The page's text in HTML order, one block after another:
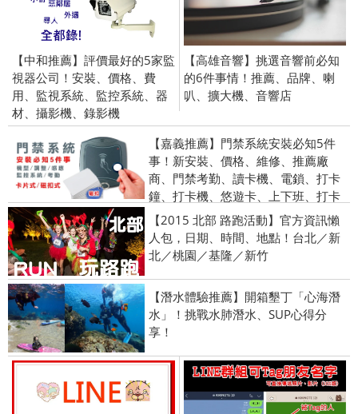
【中和推薦】評價最好的5家監
視器公司！安裝、價格、費
用、監視系統、監控系統、器
材、攝影機、錄影機
【高雄音響】挑選音響前必知
的6件事情！推薦、品牌、喇
叭、擴大機、音響店
【嘉義推薦】門禁系統安裝必知5件
事！新安裝、價格、維修、推薦廠
商、門禁考勤、讀卡機、電鎖、打卡
鐘、打卡機、悠遊卡、上下班、打卡
【2015 北部 路跑活動】官方資訊懶
人包，日期、時間、地點！台北／新
北／桃園／基隆／新竹
【潛水體驗推薦】開箱墾丁「心海潛
水」！挑戰水肺潛水、SUP心得分
享！